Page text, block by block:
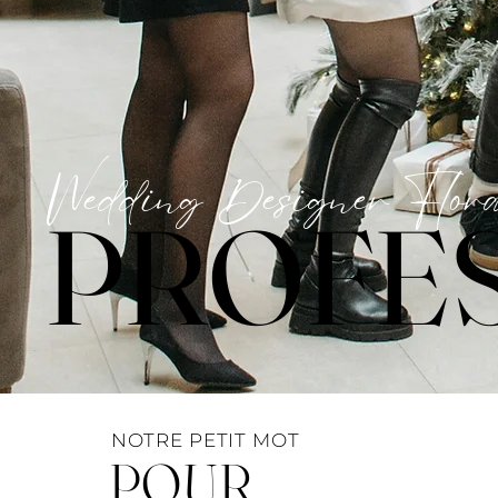
Wedding Designer
NOTRE PETIT MOT
POUR